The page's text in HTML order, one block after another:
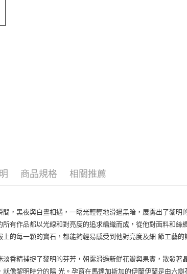
商品規格 相關推薦
間，黑夜與白晝相遇，一曙光輕輕地滑過黑暗，展露出了黎
所有作品都以光線和對亮度的追求編織而成，從他對面料和
上的每一顆的寶石，都能夠輕易感受到他對亮度及細 節工藝的
淡香精捕捉了黎明的芬芳，朝露滑過新鮮花瓣與果實，散發
就像黎明時分的陽 光。孕育在馬達加斯加的伊蘭伊蘭是由六